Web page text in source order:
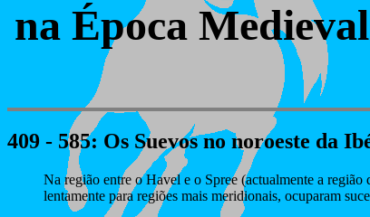
na Época Medieval
409 - 585: Os Suevos no noroeste da
Na região entre o Havel e o Spree (actualmente a
lentamente para regiões mais meridionais, ocuparam